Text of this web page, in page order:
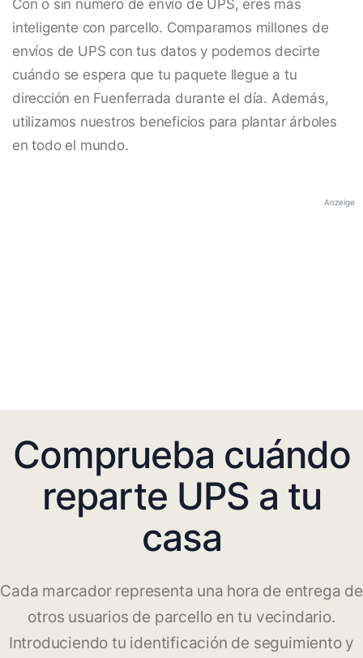
Con o sin número de envío de UPS, eres más
inteligente con parcello. Comparamos millones de
envíos de UPS con tus datos y podemos decirte
cuándo se espera que tu paquete llegue a tu
dirección en Fuenferrada durante el día. Además,
utilizamos nuestros beneficios para plantar árboles
en todo el mundo.
Anzeige
Comprueba cuándo
reparte UPS a tu
casa
Cada marcador representa una hora de entrega de
otros usuarios de parcello en tu vecindario.
Introduciendo tu identificación de seguimiento y